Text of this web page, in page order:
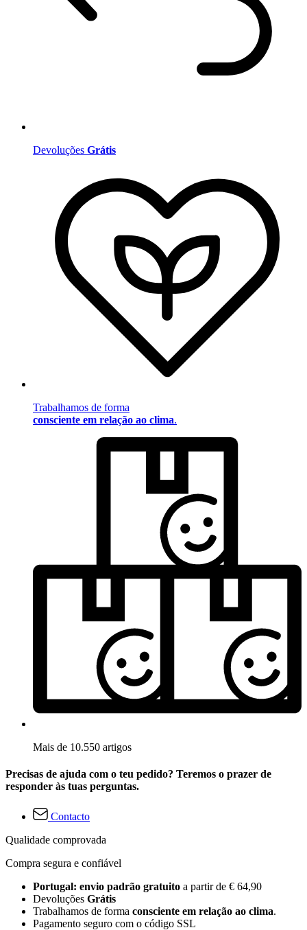
Devoluções Grátis
Trabalhamos de forma
consciente em relação ao clima.
Mais de 10.550 artigos
Precisas de ajuda com o teu pedido? Teremos o prazer de
responder às tuas perguntas.
Contacto
Qualidade comprovada
Compra segura e confiável
Portugal: envio padrão gratuito a partir de € 64,90
Devoluções Grátis
Trabalhamos de forma consciente em relação ao clima.
Pagamento seguro com o código SSL